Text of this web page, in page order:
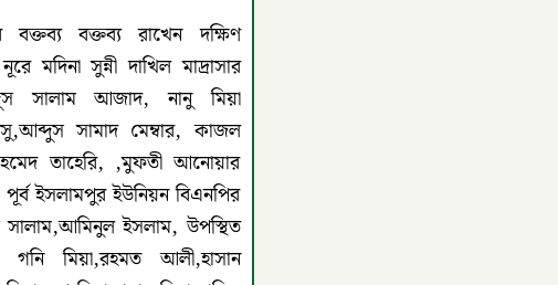
বক্তব্য বক্তব্য রাখেন দক্ষিণ
মদিনা সুন্নী দাখিল মাদ্রাসার
সালাম আজাদ, নানু মিয়া
সামাদ মেম্বার, কাজল
তাহেরি, ,মুফতী আনোয়ার
ইসলামপুর ইউনিয়ন বিএনপির
ইসলাম, উপস্থিত
মিয়া,রহমত আলী,হাসান